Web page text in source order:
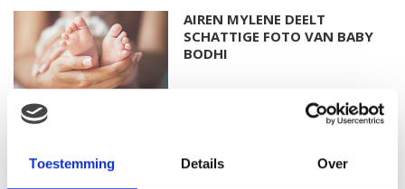
Toestemming Details Over
AIREN MYLENE DEELT
SCHATTIGE FOTO VAN BABY
BODHI
MET DOCHTERTJE SCOTTIE